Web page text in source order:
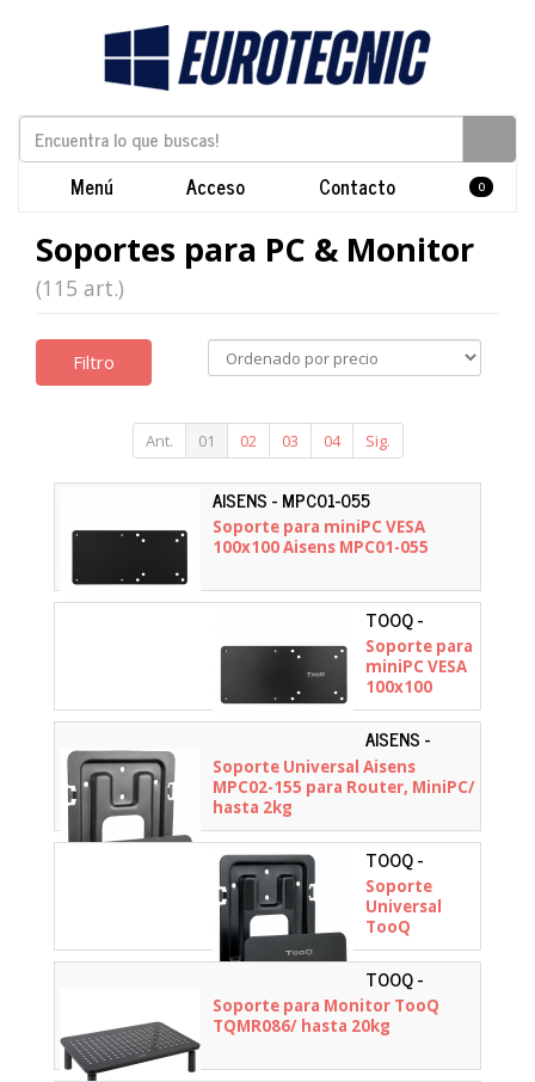
Menú Acceso Contacto 0
Soportes para PC & Monitor
(115 art.)
Filtro
Ant. 01 02 03 04 Sig.
AISENS - MPC01-055
Soporte para miniPC VESA
100x100 Aisens MPC01-055
TOOQ -
TCCH0007-B
Soporte para
miniPC VESA
100x100
TooQ
TCCH0007-B/
hasta 3kg
AISENS -
MPC02-155
Soporte Universal Aisens
MPC02-155 para Router, MiniPC/
hasta 2kg
TOOQ -
TQMPM4776
Soporte
Universal
TooQ
TQMPM4776
para Router,
MiniPC/
hasta 5kg
TOOQ -
TQMR086
Soporte para Monitor TooQ
TQMR086/ hasta 20kg